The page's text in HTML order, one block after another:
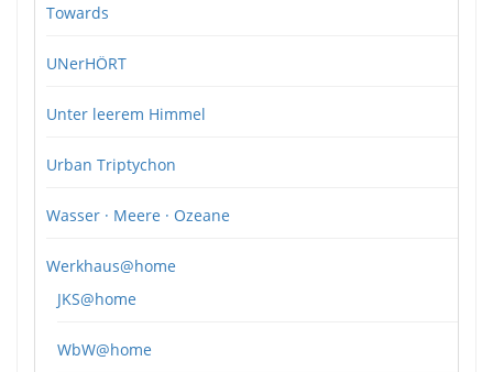
Towards
UNerHÖRT
Unter leerem Himmel
Urban Triptychon
Wasser · Meere · Ozeane
Werkhaus@home
JKS@home
WbW@home